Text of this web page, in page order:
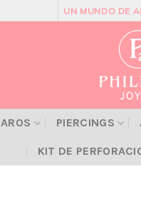
UN MUNDO DE
AROS PIERCINGS
KIT DE